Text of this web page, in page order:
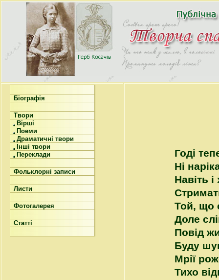
Біографія
Твори
Вірші
Поеми
Драматичні твори
Інші твори
Переклади
Фольклорні записи
Листи
Фотогалерея
Статті
Годі
Ні
Навіть
Той, що
Доле
Повід
Буду
Мрії
Тихо